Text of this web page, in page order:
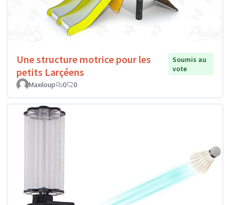
Une structure motrice pour les
petits Larçéens
Soumis au
vote
Maxiloup
0 0